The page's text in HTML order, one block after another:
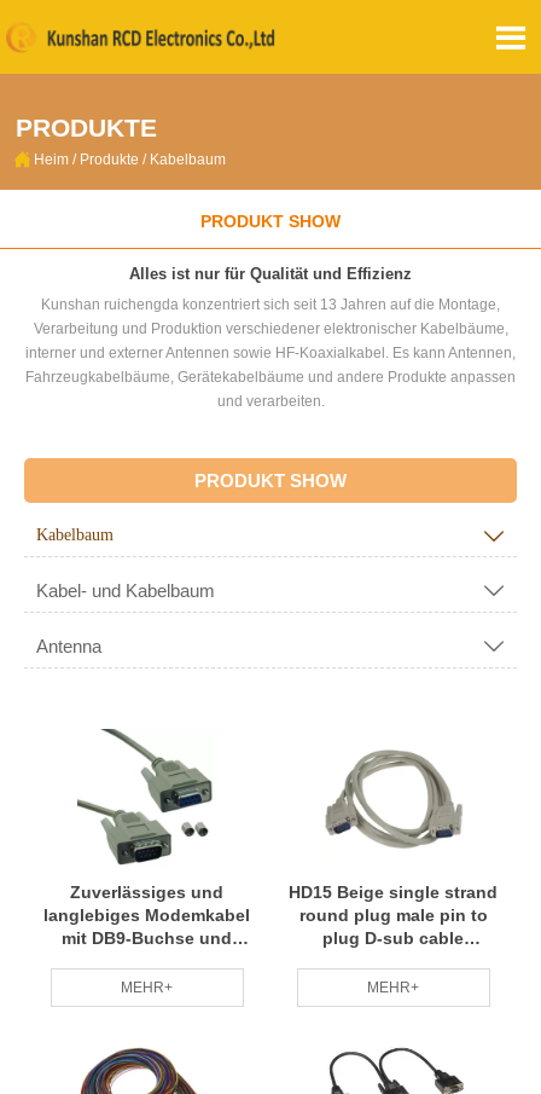

PRODUKTE
 Heim / Produkte / Kabelbaum
PRODUKT SHOW
Alles ist nur für Qualität und Effizienz
Kunshan ruichengda konzentriert sich seit 13 Jahren auf die Montage,
Verarbeitung und Produktion verschiedener elektronischer Kabelbäume,
interner und externer Antennen sowie HF-Koaxialkabel. Es kann Antennen,
Fahrzeugkabelbäume, Gerätekabelbäume und andere Produkte anpassen
und verarbeiten.
PRODUKT SHOW
Kabelbaum 
Kabel- und Kabelbaum 
Antenna 
Zuverlässiges und
langlebiges Modemkabel
mit DB9-Buchse und
MEHR+
HD15 Beige single strand
round plug male pin to
plug D-sub cable
MEHR+